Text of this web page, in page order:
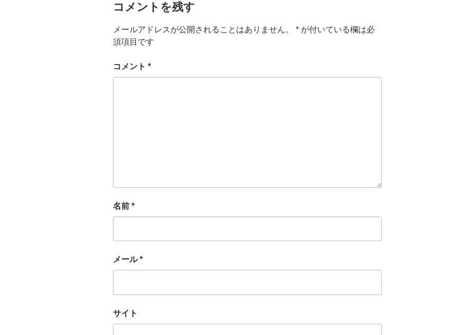
コメントを残す
メールアドレスが公開されることはありません。 * が付いている欄は必
須項目です
コメント *
名前 *
メール*
サイト